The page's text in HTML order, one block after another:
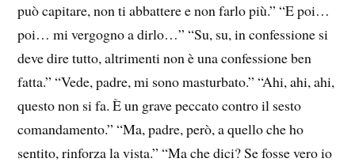
può capitare, non ti abbattere e non farlo più.” “E poi…
poi… mi vergogno a dirlo…” “Su, su, in confessione si
deve dire tutto, altrimenti non è una confessione ben
fatta.” “Vede, padre, mi sono masturbato.” “Ahi, ahi, ahi,
questo non si fa. È un grave peccato contro il sesto
comandamento.” “Ma, padre, però, a quello che ho
sentito, rinforza la vista.” “Ma che dici? Se fosse vero io